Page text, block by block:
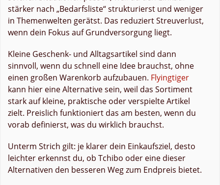
stärker nach „Bedarfsliste“ strukturierst und weniger
in Themenwelten gerätst. Das reduziert Streuverlust,
wenn dein Fokus auf Grundversorgung liegt.
Kleine Geschenk- und Alltagsartikel sind dann
sinnvoll, wenn du schnell eine Idee brauchst, ohne
einen großen Warenkorb aufzubauen. Flyingtiger
kann hier eine Alternative sein, weil das Sortiment
stark auf kleine, praktische oder verspielte Artikel
zielt. Preislich funktioniert das am besten, wenn du
vorab definierst, was du wirklich brauchst.
Unterm Strich gilt: je klarer dein Einkaufsziel, desto
leichter erkennst du, ob Tchibo oder eine dieser
Alternativen den besseren Weg zum Endpreis bietet.